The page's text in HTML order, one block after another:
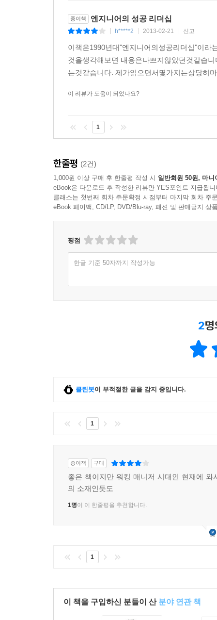
전문성의 힘
힘의 유지
15장 힘, 불완전, 일치성
행동 성숙 패턴
일치성이 주는 이득
4부 조직화
힘의 전환
힘의 사용
질문
17장 문제 해결형 팀의 효과적 조직화
조직 형태 혼합
부록: 순위 점수 계산
두 번째 장애물: 사람들을 기계처럼 조직한다
유기적 조직화
19장 조직가가 되는 방법 배우기
비일치 찾기: 그들은 최선을 다하고 있다
잘못된 연결 찾기
차이의 인정
교수님의 새 학기 첫날
발전 전략
종이책 엔지니어의 성공 리더십
h*****2 2013-02-21 신고
이책은1990년대"엔지니어의성공리더십"이
것을생각해보면 내용은나쁘지않았던것같습
는것같습니다. 제가읽으면서몇가지는상당히
이 리뷰가 도움이 되었나요?
1
한줄평 (2건)
1,000원 이상 구매 후 한줄평 작성 시 일반회원 50원, 마니
eBook은 다운로드 후 작성한 리뷰만 YES포인트 지급됩니
클래스는 첫번째 회차 주문확정 시점부터 마지막 회차 주
eBook 페이백, CD/LP, DVD/Blu-ray, 패션 및 판매금지 상
평점
한글 기준 50자까지 작성가능
2
클린봇이 부적절한 글을 감지 중입니다.
1
종이책 구매
좋은 책이지만 워킹 매니저 시대인 현재에 와
의 소재인듯도
1명이 이 한줄평을 추천합니다.
1
이 책을 구입하신 분들이 산 분야 연관 책